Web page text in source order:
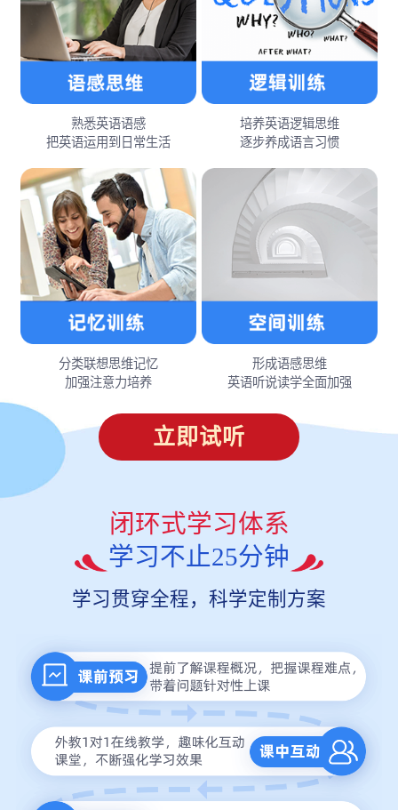
熟悉英语语感
把英语运用到日常生活
培养英语逻辑思维
逐步养成语言习惯
分类联想思维记忆
加强注意力培养
形成语感思维
英语听说读学全面加强
立即试听
闭环式学习体系
学习不止25分钟
学习贯穿全程，科学定制方案